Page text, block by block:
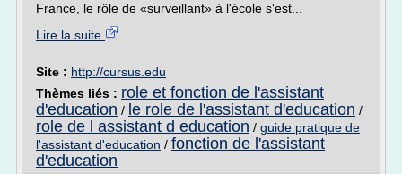
France, le rôle de «surveillant» à l'école s'est...
Lire la suite
Site : http://cursus.edu
Thèmes liés : role et fonction de l'assistant
d'education / le role de l'assistant d'education /
role de l assistant d education / guide pratique de
l'assistant d'education / fonction de l'assistant
d'education